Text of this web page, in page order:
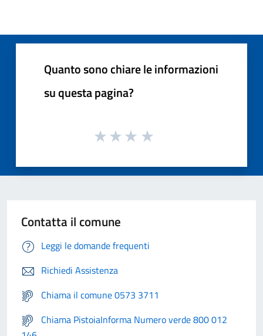
Quanto sono chiare le informazioni
su questa pagina?
Contatta il comune
Leggi le domande frequenti
Richiedi Assistenza
Chiama il comune 0573 3711
Chiama PistoiaInforma Numero verde 800 012